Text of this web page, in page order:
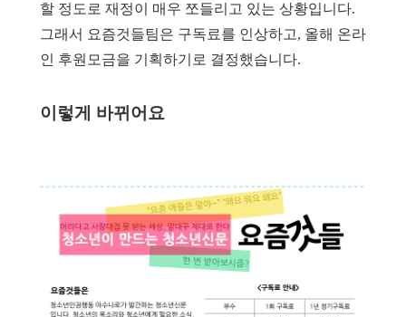
할 정도로 재정이 매우 쪼들리고 있는 상황입니다.
그래서 요즘것들팀은 구독료를 인상하고, 올해 온라
인 후원모금을 기획하기로 결정했습니다.
이렇게 바뀌어요